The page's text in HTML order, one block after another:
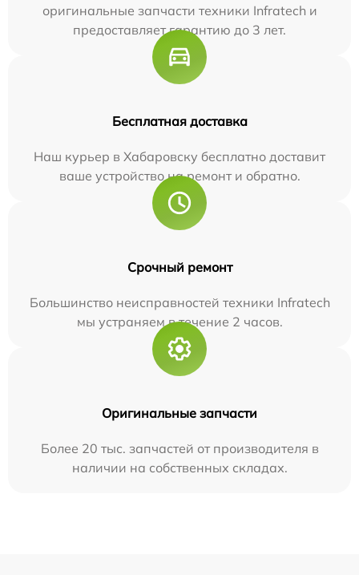
оригинальные запчасти техники Infratech и
предоставляет гарантию до 3 лет.
Бесплатная доставка
Наш курьер в Хабаровску бесплатно доставит
ваше устройство на ремонт и обратно.
Срочный ремонт
Большинство неисправностей техники Infratech
мы устраняем в течение 2 часов.
Оригинальные запчасти
Более 20 тыс. запчастей от производителя в
наличии на собственных складах.